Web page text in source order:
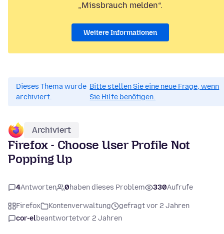
„Missbrauch melden“.
Weitere Informationen
Dieses Thema wurde
archiviert.
Bitte stellen Sie eine neue Frage, wenn
Sie Hilfe benötigen.
Archiviert
Firefox - Choose User Profile Not
Popping Up
4Antworten 0haben dieses Problem 330Aufrufe
Firefox Kontenverwaltung
gefragt vor 2 Jahren
cor-elbeantwortetvor 2 Jahren